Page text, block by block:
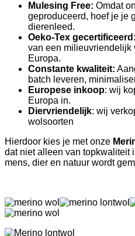
Mulesing Free: Omdat
geproduceerd, hoef je je
dierenleed.
Oeko-Tex gecertificeerd:
van een milieuvriendelijk
Europa.
Constante kwaliteit:
batch leveren,
Europese inkoop: wij
Europa in.
Diervriendelijk: wij
wolsoorten
Hierdoor kies je met onze
dat niet alleen van topkwaliteit
mens, dier en natuur wordt